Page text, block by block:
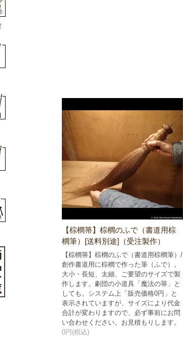
【棕櫚箒】棕櫚のふで（書道用棕
櫚筆）[送料別途]（受注製作）
【棕櫚箒】棕櫚のふで（書道用棕櫚筆）/
創作書道用に棕櫚で作った筆（ふで）。
大小・長短、太細、ご要望のサイズで製
作します。劇団の小道具「魔法の箒」と
しても。システム上「販売価格0円」と
表示されていますが、サイズにより代金
合計が変わりますので、必ず事前にお問
い合わせください。お見積もりします。
0円(税込)